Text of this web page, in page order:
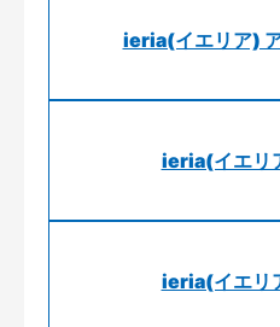
ieria(イエリア)
ieria(イエリ
ieria(イエリ